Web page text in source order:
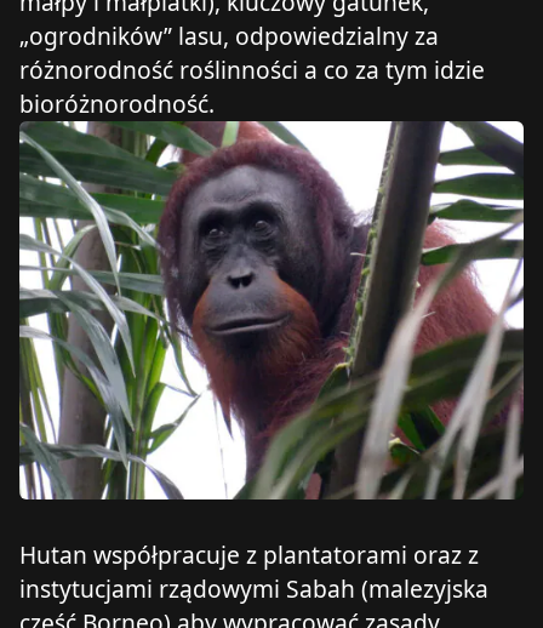
„ogrodników” lasu, odpowiedzialny za
różnorodność roślinności a co za tym idzie
bioróżnorodność.
Hutan współpracuje z plantatorami oraz z
instytucjami rządowymi Sabah (malezyjska